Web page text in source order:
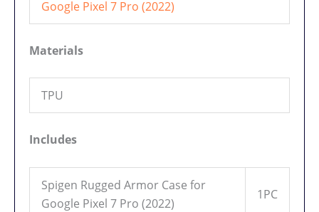
Google Pixel 7 Pro (2022)
Materials
TPU
Includes
Spigen Rugged Armor Case for
Google Pixel 7 Pro (2022)
1PC